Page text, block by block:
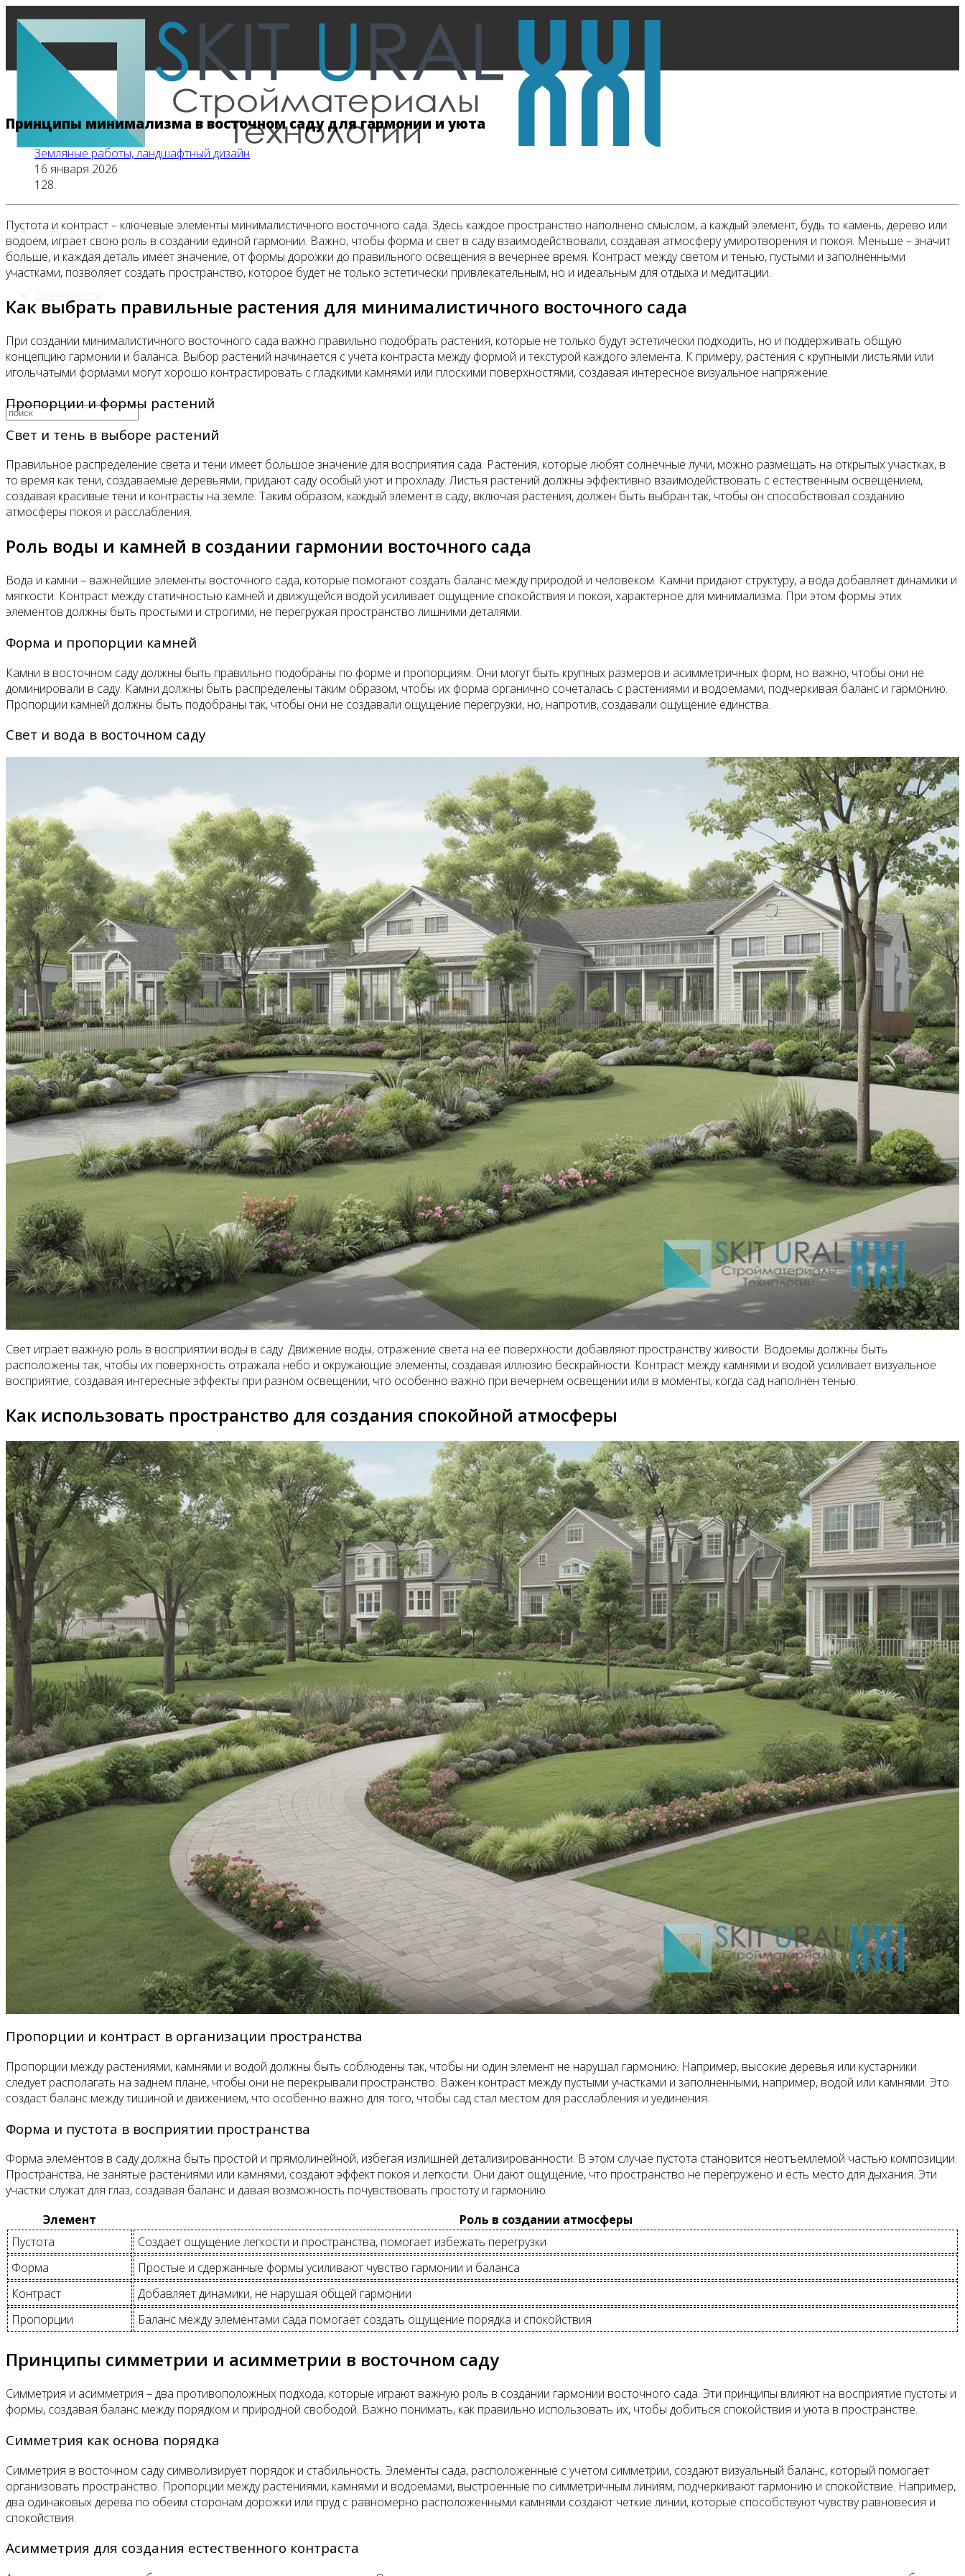
Главная
Видео
Принципы минимализма в восточном саду для гармонии и уюта
Земляные работы, ландшафтный дизайн
16 января 2026
128
Пустота и контраст – ключевые элементы минималистичного восточного сада. Здесь каждое пространство наполнено смыслом, а каждый элемент, будь то камень, дерево или
водоем, играет свою роль в создании единой гармонии. Важно, чтобы форма и свет в саду взаимодействовали, создавая атмосферу умиротворения и покоя. Меньше – значит
больше, и каждая деталь имеет значение, от формы дорожки до правильного освещения в вечернее время. Контраст между светом и тенью, пустыми и заполненными
участками, позволяет создать пространство, которое будет не только эстетически привлекательным, но и идеальным для отдыха и медитации.
Как выбрать правильные растения для минималистичного восточного сада
При создании минималистичного восточного сада важно правильно подобрать растения, которые не только будут эстетически подходить, но и поддерживать общую
концепцию гармонии и баланса. Выбор растений начинается с учета контраста между формой и текстурой каждого элемента. К примеру, растения с крупными листьями или
игольчатыми формами могут хорошо контрастировать с гладкими камнями или плоскими поверхностями, создавая интересное визуальное напряжение.
Пропорции и формы растений
Свет и тень в выборе растений
Правильное распределение света и тени имеет большое значение для восприятия сада. Растения, которые любят солнечные лучи, можно размещать на открытых участках, в
то время как тени, создаваемые деревьями, придают саду особый уют и прохладу. Листья растений должны эффективно взаимодействовать с естественным освещением,
создавая красивые тени и контрасты на земле. Таким образом, каждый элемент в саду, включая растения, должен быть выбран так, чтобы он способствовал созданию
атмосферы покоя и расслабления.
Роль воды и камней в создании гармонии восточного сада
Вода и камни – важнейшие элементы восточного сада, которые помогают создать баланс между природой и человеком. Камни придают структуру, а вода добавляет динамики и
мягкости. Контраст между статичностью камней и движущейся водой усиливает ощущение спокойствия и покоя, характерное для минимализма. При этом формы этих
элементов должны быть простыми и строгими, не перегружая пространство лишними деталями.
Форма и пропорции камней
Камни в восточном саду должны быть правильно подобраны по форме и пропорциям. Они могут быть крупных размеров и асимметричных форм, но важно, чтобы они не
доминировали в саду. Камни должны быть распределены таким образом, чтобы их форма органично сочеталась с растениями и водоемами, подчеркивая баланс и гармонию.
Пропорции камней должны быть подобраны так, чтобы они не создавали ощущение перегрузки, но, напротив, создавали ощущение единства.
Свет и вода в восточном саду
Свет играет важную роль в восприятии воды в саду. Движение воды, отражение света на ее поверхности добавляют пространству живости. Водоемы должны быть
расположены так, чтобы их поверхность отражала небо и окружающие элементы, создавая иллюзию бескрайности. Контраст между камнями и водой усиливает визуальное
восприятие, создавая интересные эффекты при разном освещении, что особенно важно при вечернем освещении или в моменты, когда сад наполнен тенью.
Как использовать пространство для создания спокойной атмосферы
Пропорции и контраст в организации пространства
Пропорции между растениями, камнями и водой должны быть соблюдены так, чтобы ни один элемент не нарушал гармонию. Например, высокие деревья или кустарники
следует располагать на заднем плане, чтобы они не перекрывали пространство. Важен контраст между пустыми участками и заполненными, например, водой или камнями. Это
создаст баланс между тишиной и движением, что особенно важно для того, чтобы сад стал местом для расслабления и уединения.
Форма и пустота в восприятии пространства
Форма элементов в саду должна быть простой и прямолинейной, избегая излишней детализированности. В этом случае пустота становится неотъемлемой частью композиции.
Пространства, не занятые растениями или камнями, создают эффект покоя и легкости. Они дают ощущение, что пространство не перегружено и есть место для дыхания. Эти
участки служат для глаз, создавая баланс и давая возможность почувствовать простоту и гармонию.
Элемент
Роль в создании атмосферы
Пустота
Создает ощущение легкости и пространства, помогает избежать перегрузки
Форма
Простые и сдержанные формы усиливают чувство гармонии и баланса
Контраст
Добавляет динамики, не нарушая общей гармонии
Пропорции
Баланс между элементами сада помогает создать ощущение порядка и спокойствия
Принципы симметрии и асимметрии в восточном саду
Симметрия и асимметрия – два противоположных подхода, которые играют важную роль в создании гармонии восточного сада. Эти принципы влияют на восприятие пустоты и
формы, создавая баланс между порядком и природной свободой. Важно понимать, как правильно использовать их, чтобы добиться спокойствия и уюта в пространстве.
Симметрия как основа порядка
Симметрия в восточном саду символизирует порядок и стабильность. Элементы сада, расположенные с учетом симметрии, создают визуальный баланс, который помогает
организовать пространство. Пропорции между растениями, камнями и водоемами, выстроенные по симметричным линиям, подчеркивают гармонию и спокойствие. Например,
два одинаковых дерева по обеим сторонам дорожки или пруд с равномерно расположенными камнями создают четкие линии, которые способствуют чувству равновесия и
спокойствия.
Асимметрия для создания естественного контраста